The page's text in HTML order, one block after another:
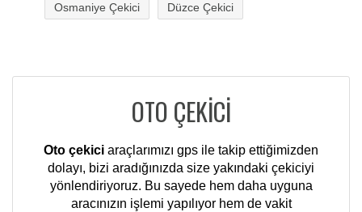
Osmaniye Çekici Düzce Çekici
OTO ÇEKİCİ
Oto çekici araçlarımızı gps ile takip ettiğimizden
dolayı, bizi aradığınızda size yakındaki çekiciyi
yönlendiriyoruz. Bu sayede hem daha uyguna
aracınızın işlemi yapılıyor hem de vakit